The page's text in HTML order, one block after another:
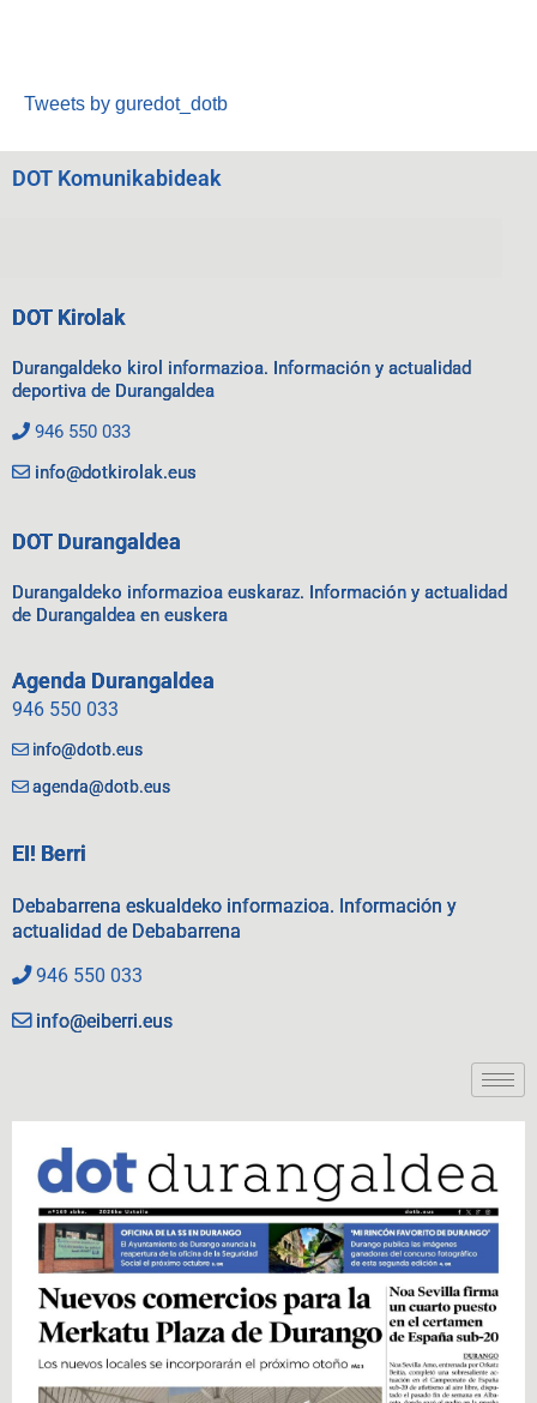
Tweets by guredot_dotb
DOT Komunikabideak
DOT Kirolak
Durangaldeko kirol informazioa. Información y actualidad
deportiva de Durangaldea
946 550 033
info@dotkirolak.eus
DOT Durangaldea
Durangaldeko informazioa euskaraz. Información y actualidad
de Durangaldea en euskera
Agenda Durangaldea
946 550 033
info@dotb.eus
agenda@dotb.eus
EI! Berri
Debabarrena eskualdeko informazioa. Información y
actualidad de Debabarrena
946 550 033
info@eiberri.eus